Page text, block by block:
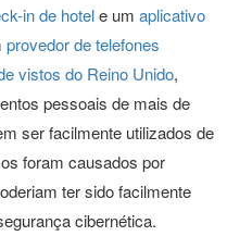
in de hotele um aplicativo
provedor de telefones
vistos do Reino Unido,
pessoais de mais de
ser facilmente utilizados de
foram causados por
ter sido facilmente
cibernética.